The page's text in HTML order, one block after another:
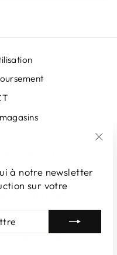
à notre newsletter
sur votre
srl ​​​​| Via Cappuccina 61,